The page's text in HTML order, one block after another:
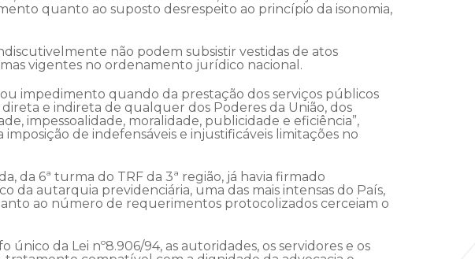
quanto ao suposto desrespeito ao princípio da isonomia,
não podem subsistir vestidas de atos
vigentes no ordenamento jurídico nacional.
impedimento quando da prestação dos serviços públicos
e indireta de qualquer dos Poderes da União, dos
impessoalidade, moralidade, publicidade e eficiência”,
de indefensáveis e injustificáveis limitações no
da 6ª turma do TRF da 3ª região, já havia firmado
autarquia previdenciária, uma das mais intensas do País,
ao número de requerimentos protocolizados cerceiam o
da Lei nº8.906/94, as autoridades, os servidores e os